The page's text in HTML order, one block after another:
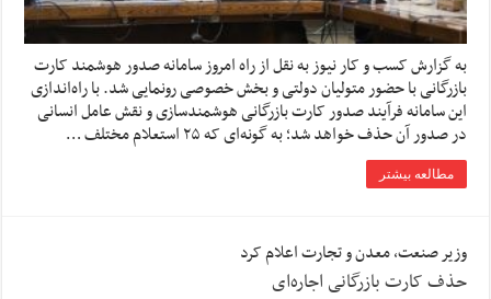
به گزارش کسب و کار نیوز به نقل از راه امروز سامانه صدور هوشمند کارت
بازرگانی با حضور متولیان دولتی و بخش خصوصی رونمایی شد. با راه‌اندازی
این سامانه فرآیند صدور کارت بازرگانی هوشمندسازی و نقش عامل انسانی
در صدور آن حذف خواهد شد؛ به گونه‌ای که ۲۵ استعلام مختلف …
مطالعه بیشتر
وزیر صنعت، معدن و تجارت اعلام کرد
حذف کارت بازرگانی اجاره‌ای